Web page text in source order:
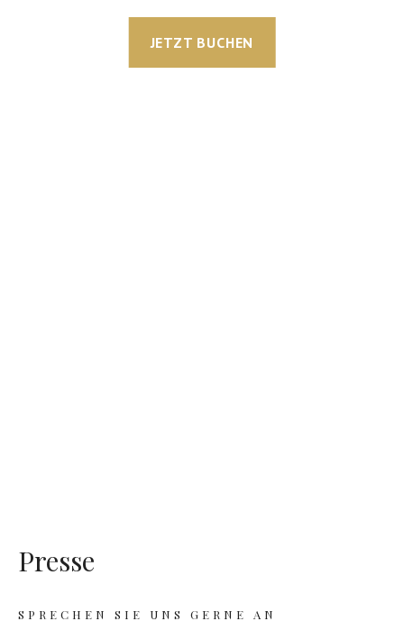
JETZT BUCHEN
Presse
SPRECHEN SIE UNS GERNE AN